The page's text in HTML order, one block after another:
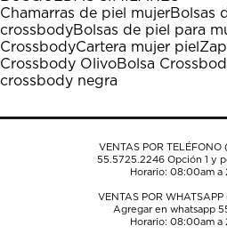
Esta
acción
abrirá
el
formulario
envío.
Esta
acción
abrirá
el
formulario
envío.
Esta
acción
abrirá
el
formulario
envío.
Esta
acción
abrirá
el
formulario
envío.
Esta
acción
abrirá
el
envío.
Chamarras de piel mujerBolsas
crossbodyBolsas de piel para
CrossbodyCartera mujer piel
Crossbody OlivoBolsa
crossbody negra
VENTAS POR
55.5725.2246Opción 1 y
Horario: 08:00am a
VENTAS POR
Agregar en whatsapp
Horario: 08:00am a